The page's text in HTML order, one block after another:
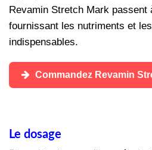
Revamin Stretch Mark passent
fournissant les nutriments et
indispensables.
Commandez Revamin
Le dosage